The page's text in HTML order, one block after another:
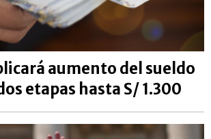
aumento del sueldo
etapas hasta S/ 1.300